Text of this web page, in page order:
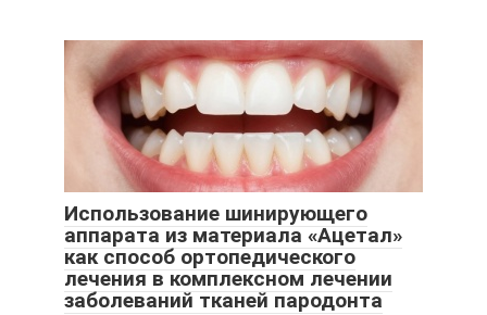
Использование шинирующего
аппарата из материала «Ацетал»
как способ ортопедического
лечения в комплексном лечении
заболеваний тканей пародонта